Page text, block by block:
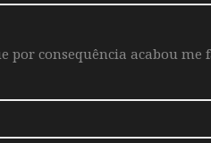
por consequência acabou